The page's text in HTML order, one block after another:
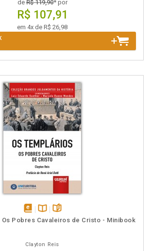
deR$ 119,90* por
R$ 107,91
em 4x de R$ 26,98
disponívelDisponível
páginas
Os Pobres Cavaleiros de Cristo - Minibook
Clayton Reis